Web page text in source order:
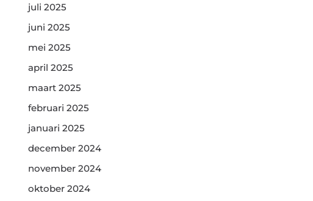
juli 2025
juni 2025
mei 2025
april 2025
maart 2025
februari 2025
januari 2025
december 2024
november 2024
oktober 2024